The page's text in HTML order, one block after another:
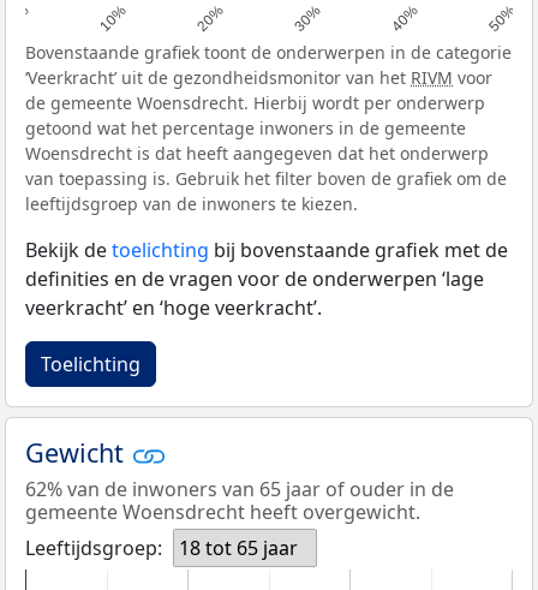
0% 10% 20% 30% 40% 50%
Bovenstaande grafiek toont de onderwerpen in de categorie
‘Veerkracht’ uit de gezondheidsmonitor van het RIVM voor
de gemeente Woensdrecht. Hierbij wordt per onderwerp
getoond wat het percentage inwoners in de gemeente
Woensdrecht is dat heeft aangegeven dat het onderwerp
van toepassing is. Gebruik het filter boven de grafiek om de
leeftijdsgroep van de inwoners te kiezen.
Bekijk detoelichting bij bovenstaande grafiek met de
definities en de vragen voor de onderwerpen ‘lage
veerkracht’ en ‘hoge veerkracht’.
Toelichting
Gewicht
62% van de inwoners van 65 jaar of ouder in de
gemeente Woensdrecht heeft overgewicht.
Leeftijdsgroep:
18 tot 65 jaar